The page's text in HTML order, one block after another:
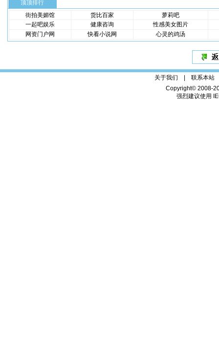
顶顶排行
街拍美媚馆
货比百家
萝莉吧
一起吧娱乐
健康咨询
性感美女图片
网资门户网
快看小说网 心灵的鸡汤
关于我们 | 联系本站
Copyright© 2008-
强烈建议使用